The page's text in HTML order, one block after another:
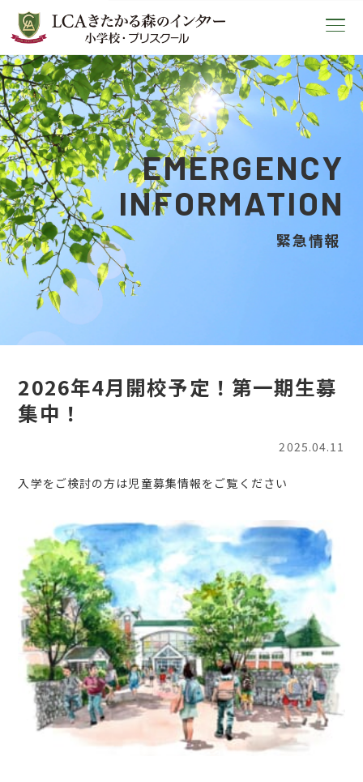
LCAきたかる森のインター小学校
EMERGENCY
INFORMATION
緊急情報
2026年4月開校予定！第一期生募
集中！
2025.04.11
入学をご検討の方は児童募集情報をご覧ください